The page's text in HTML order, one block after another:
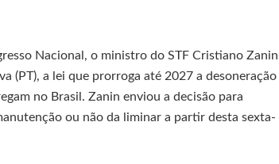
Nacional, o ministro do STF Cristiano Zanin
(PT), a lei que prorroga até 2027 a desoneração
no Brasil. Zanin enviou a decisão para
ou não da liminar a partir desta sexta-